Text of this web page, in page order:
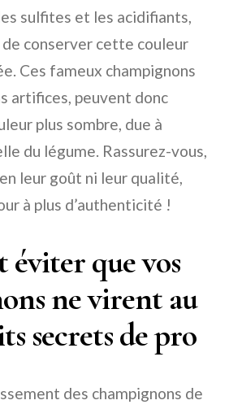
sulfites et les acidifiants,
conserver cette couleur
Ces fameux champignons
artifices, peuvent donc
plus sombre, due à
du légume. Rassurez-vous,
leur goût ni leur qualité,
à plus d’authenticité !
que vos
ne virent au
secrets de pro
des champignons de